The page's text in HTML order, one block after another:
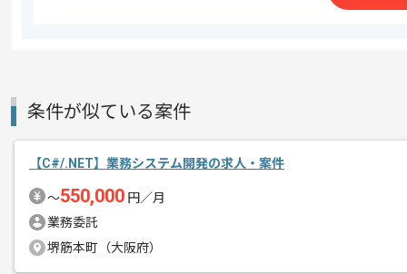
作業開始日
エージェントからのコ
メント
条件が似ている案件
【C#/.NET】業務システム開発の求人・案件
〜550,000 円／月
業務委託
堺筋本町（大阪府）